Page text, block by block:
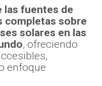
las fuentes de
completas sobre
solares en las
, ofreciendo
enfoque